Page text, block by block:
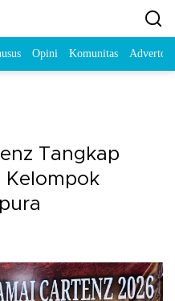
Opini Komunitas
Tangkap
Kelompok